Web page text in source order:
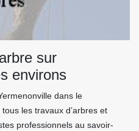
sur
environs
dans le
les travaux d’arbres et
professionnels au savoir-